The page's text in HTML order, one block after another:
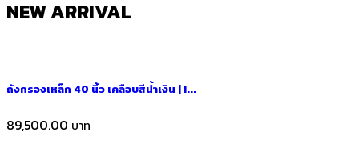
NEW ARRIVAL
ถังกรองเหล็ก 40 นิ้ว เคลือบสีน้ำเงิน | I...
89,500.00